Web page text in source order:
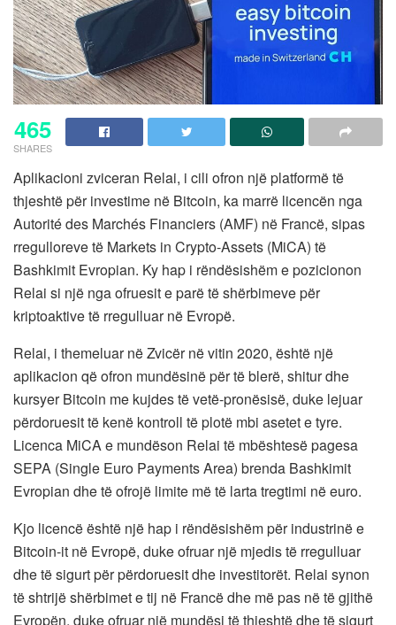
465
SHARES
Aplikacioni zviceran Relai, i cili ofron një platformë të
thjeshtë për investime në Bitcoin, ka marrë licencën nga
Autorité des Marchés Financiers (AMF) në Francë, sipas
rregulloreve të Markets in Crypto-Assets (MiCA) të
Bashkimit Evropian. Ky hap i rëndësishëm e pozicionon
Relai si një nga ofruesit e parë të shërbimeve për
kriptoaktive të rregulluar në Evropë.
Relai, i themeluar në Zvicër në vitin 2020, është një
aplikacion që ofron mundësinë për të blerë, shitur dhe
kursyer Bitcoin me kujdes të vetë-pronësisë, duke lejuar
përdoruesit të kenë kontroll të plotë mbi asetet e tyre.
Licenca MiCA e mundëson Relai të mbështesë pagesa
SEPA (Single Euro Payments Area) brenda Bashkimit
Evropian dhe të ofrojë limite më të larta tregtimi në euro.
Kjo licencë është një hap i rëndësishëm për industrinë e
Bitcoin-it në Evropë, duke ofruar një mjedis të rregulluar
dhe të sigurt për përdoruesit dhe investitorët. Relai synon
të shtrijë shërbimet e tij në Francë dhe më pas në të gjithë
Evropën, duke ofruar një mundësi të thjeshtë dhe të sigurt